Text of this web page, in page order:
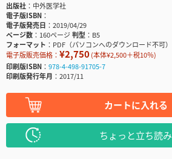
出版社
中外医学社
電子版ISBN
電子版発売日
2019/04/29
ページ数
160ページ判型
B5
フォーマット
PDF（パソコンへのダウンロード不可）
電子版販売価格： ¥2,750(本体¥2,500＋税10％)
印刷版ISBN
978-4-498-91705-7
印刷版発行年月
2017/11
カートに入れる
ちょっと立ち読み